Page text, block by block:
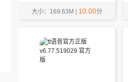
大小：169.63M | 10.00分